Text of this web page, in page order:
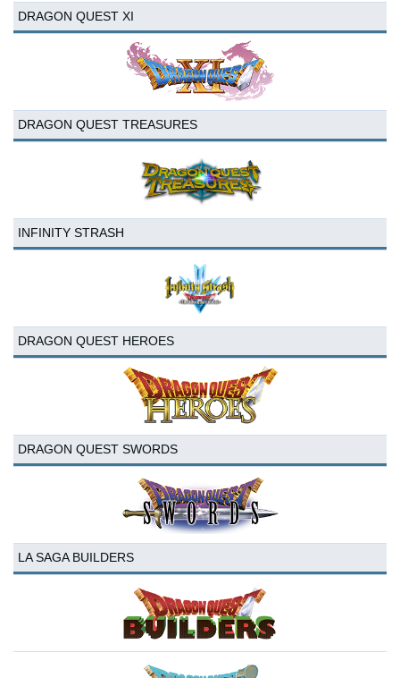
DRAGON QUEST XI
DRAGON QUEST TREASURES
INFINITY STRASH
DRAGON QUEST HEROES
DRAGON QUEST SWORDS
LA SAGA BUILDERS